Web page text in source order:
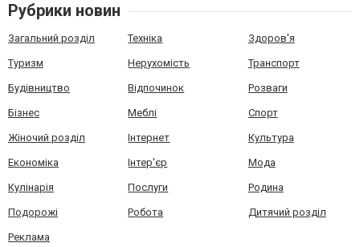
Рубрики новин
Загальний розділ Техніка Здоров'я
Туризм Нерухомість Транспорт
Будівництво Відпочинок Розваги
Бізнес Меблі Спорт
Жіночий розділ Інтернет Культура
Економіка Інтер'єр Мода
Кулінарія Послуги Родина
Подорожі Робота Дитячий розділ
Реклама